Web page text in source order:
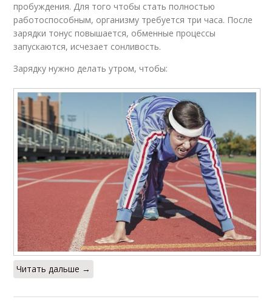
пробуждения. Для того чтобы стать полностью
работоспособным, организму требуется три часа. После
зарядки тонус повышается, обменные процессы
запускаются, исчезает сонливость.
Зарядку нужно делать утром, чтобы:
Читать дальше →